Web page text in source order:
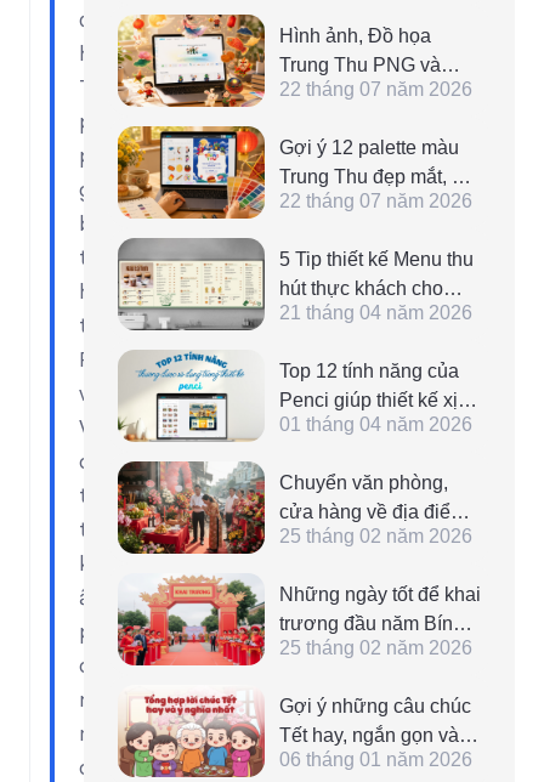
đồ
họa
Tết
phong
phú
gồm
biểu
tượng,
họa
tiết,
PNG
và
Vector
dùng
trong
thiết
kế
ấn
phẩm
dịp
năm
mới,
dễ
Hình ảnh, Đồ họa
Trung Thu PNG và
SVG đẹp nhất, tải
22 tháng 07 năm 2026
Gợi ý 12 palette màu
Trung Thu đẹp mắt, dễ
sử dụng trong thiết kế
22 tháng 07 năm 2026
5 Tip thiết kế Menu thu
hút thực khách cho
Nhà hàng, Quán ăn
21 tháng 04 năm 2026
Top 12 tính năng của
Penci giúp thiết kế xịn
sò, đẹp hơn mà có thể
01 tháng 04 năm 2026
Chuyển văn phòng,
cửa hàng về địa điểm
mới có cần xem ngày
25 tháng 02 năm 2026
Những ngày tốt để khai
trương đầu năm Bính
Ngọ 2026 giúp kinh
phát cả năm
25 tháng 02 năm 2026
Gợi ý những câu chúc
Tết hay, ngắn gọn và ý
nghĩa nhất cho năm
06 tháng 01 năm 2026